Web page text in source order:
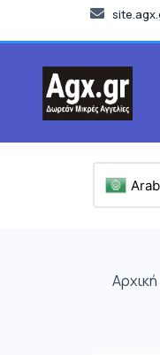
Αρχική